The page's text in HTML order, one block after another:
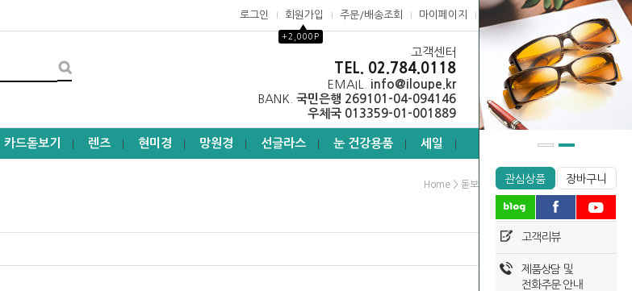
관심상품 장바구니
고객리뷰
제품상담 및
전화주문 안내
로그인 회원가입
▲
+2,000P
주문/배송조회 마이페이지 고객센터
고객센터
TEL. 02.784.0118
EMAIL. info@iloupe.kr
BANK. 국민은행 269101-04-094146
우체국 013359-01-001889
0
카드돋보기 렌즈 현미경 망원경 선글라스 눈 건강용품 세일
Home > 돋보기 > 확대거울